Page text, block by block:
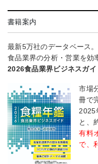
書籍案内
最新5万社のデータベース。
食品業界の分析・営業を効
2026食品業界ビジネスガイ
市場
冊で
2025
と、
有料
で、